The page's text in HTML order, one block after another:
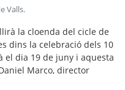
Valls.
la cloenda del cicle de
dins la celebració dels 10
el dia 19 de juny i aquesta
Marco, director